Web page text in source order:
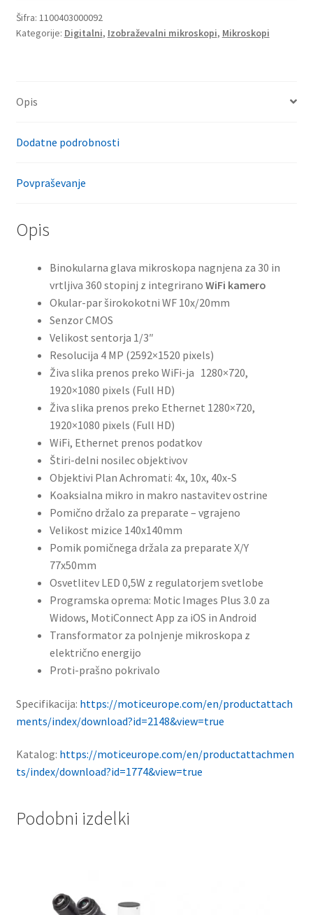
10x,
40x)
Šifra: 1100403000092
Kategorije: Digitalni, Izobraževalni mikroskopi, Mikroskopi
Opis
Dodatne podrobnosti
Povpraševanje
Opis
Binokularna glava mikroskopa nagnjena za 30 in
vrtljiva 360 stopinj z integrirano WiFi kamero
Okular-par širokokotni WF 10x/20mm
Senzor CMOS
Velikost sentorja 1/3″
Resolucija 4 MP (2592×1520 pixels)
Živa slika prenos preko WiFi-ja 1280×720,
1920×1080 pixels (Full HD)
Živa slika prenos preko Ethernet 1280×720,
1920×1080 pixels (Full HD)
WiFi, Ethernet prenos podatkov
Štiri-delni nosilec objektivov
Objektivi Plan Achromati: 4x, 10x, 40x-S
Koaksialna mikro in makro nastavitev ostrine
Pomično držalo za preparate – vgrajeno
Velikost mizice 140x140mm
Pomik pomičnega držala za preparate X/Y
77x50mm
Osvetlitev LED 0,5W z regulatorjem svetlobe
Programska oprema: Motic Images Plus 3.0 za
Widows, MotiConnect App za iOS in Android
Transformator za polnjenje mikroskopa z
električno energijo
Proti-prašno pokrivalo
Specifikacija: https://moticeurope.com/en/productattach
ments/index/download?id=2148&view=true
Katalog: https://moticeurope.com/en/productattachmen
ts/index/download?id=1774&view=true
Podobni izdelki